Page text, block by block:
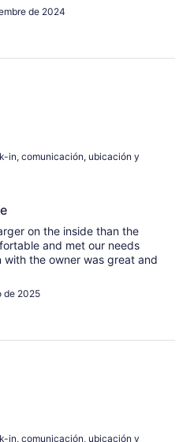
de 2024
in, comunicación, ubicación y
on the inside than the
and met our needs
the owner was great and
de 2025
in, comunicación, ubicación y